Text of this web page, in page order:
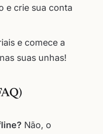
e crie sua conta
e comece a
suas unhas!
Não, o